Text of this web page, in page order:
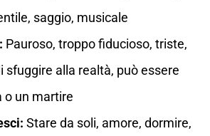
saggio, musicale
Pauroso, troppo fiducioso, triste,
sfuggire alla realtà, può essere
o un martire
Stare da soli, amore, dormire,